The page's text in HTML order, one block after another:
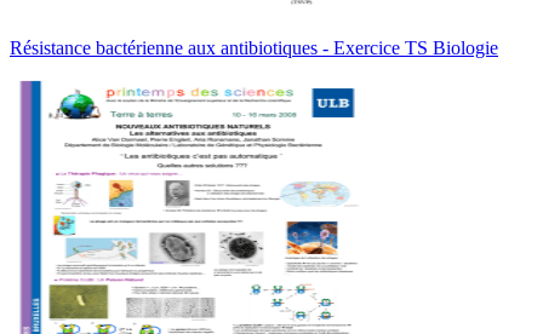
Résistance bactérienne aux antibiotiques - Exercice TS Biologie